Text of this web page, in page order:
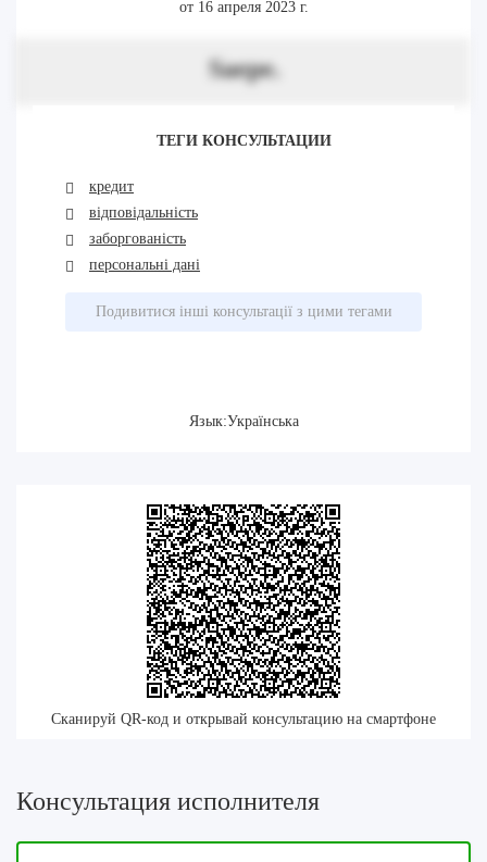
от 16 апреля 2023 г.
Saepe.
ТЕГИ КОНСУЛЬТАЦИИ
кредит
відповідальність
заборгованість
персональні дані
Подивитися інші консультації з цими тегами
Язык:Українська
Сканируй QR-код и открывай консультацию на смартфоне
Консультация исполнителя